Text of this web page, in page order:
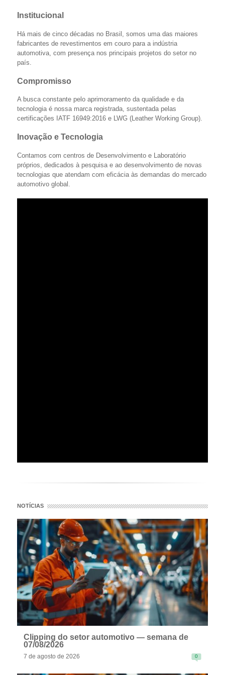
Institucional
Há mais de cinco décadas no Brasil, somos uma das maiores
fabricantes de revestimentos em couro para a indústria
automotiva, com presença nos principais projetos do setor no
país.
Compromisso
A busca constante pelo aprimoramento da qualidade e da
tecnologia é nossa marca registrada, sustentada pelas
certificações IATF 16949:2016 e LWG (Leather Working Group).
Inovação e Tecnologia
Contamos com centros de Desenvolvimento e Laboratório
próprios, dedicados à pesquisa e ao desenvolvimento de novas
tecnologias que atendam com eficácia às demandas do mercado
automotivo global.
NOTÍCIAS
Clipping do setor automotivo — semana de
07/08/2026
7 de agosto de 2026 0